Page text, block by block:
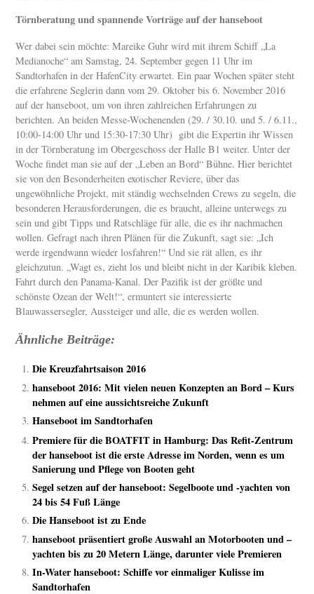
Törnberatung und spannende Vorträge auf der hanseboot
Wer dabei sein möchte: Mareike Guhr wird mit ihrem Schiff „La
Medianoche“ am Samstag, 24. September gegen 11 Uhr im
Sandtorhafen in der HafenCity erwartet. Ein paar Wochen später steht
die erfahrene Seglerin dann vom 29. Oktober bis 6. November 2016
auf der hanseboot, um von ihren zahlreichen Erfahrungen zu
berichten. An beiden Messe-Wochenenden (29. / 30.10. und 5. / 6.11.,
10:00-14:00 Uhr und 15:30-17:30 Uhr) gibt die Expertin ihr Wissen
in der Törnberatung im Obergeschoss der Halle B1 weiter. Unter der
Woche findet man sie auf der „Leben an Bord“ Bühne. Hier berichtet
sie von den Besonderheiten exotischer Reviere, über das
ungewöhnliche Projekt, mit ständig wechselnden Crews zu segeln, die
besonderen Herausforderungen, die es braucht, alleine unterwegs zu
sein und gibt Tipps und Ratschläge für alle, die es ihr nachmachen
wollen. Gefragt nach ihren Plänen für die Zukunft, sagt sie: „Ich
werde irgendwann wieder losfahren!“ Und sie rät allen, es ihr
gleichzutun. „Wagt es, zieht los und bleibt nicht in der Karibik kleben.
Fahrt durch den Panama-Kanal. Der Pazifik ist der größte und
schönste Ozean der Welt!“, ermuntert sie interessierte
Blauwassersegler, Aussteiger und alle, die es werden wollen.
Ähnliche Beiträge:
Die Kreuzfahrtsaison 2016
hanseboot 2016: Mit vielen neuen Konzepten an Bord – Kurs
nehmen auf eine aussichtsreiche Zukunft
Hanseboot im Sandtorhafen
Premiere für die BOATFIT in Hamburg: Das Refit-Zentrum
der hanseboot ist die erste Adresse im Norden, wenn es um
Sanierung und Pflege von Booten geht
Segel setzen auf der hanseboot: Segelboote und -yachten von
24 bis 54 Fuß Länge
Die Hanseboot ist zu Ende
hanseboot präsentiert große Auswahl an Motorbooten und –
yachten bis zu 20 Metern Länge, darunter viele Premieren
In-Water hanseboot: Schiffe vor einmaliger Kulisse im
Sandtorhafen